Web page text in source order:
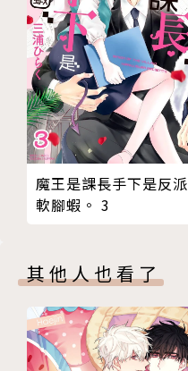
魔王是課長手下是反派
軟腳蝦。 3
其他人也看了